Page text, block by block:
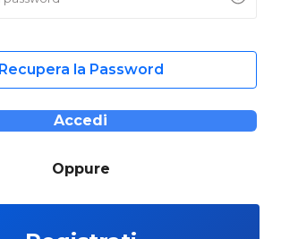
Recupera la Password
Accedi
Oppure